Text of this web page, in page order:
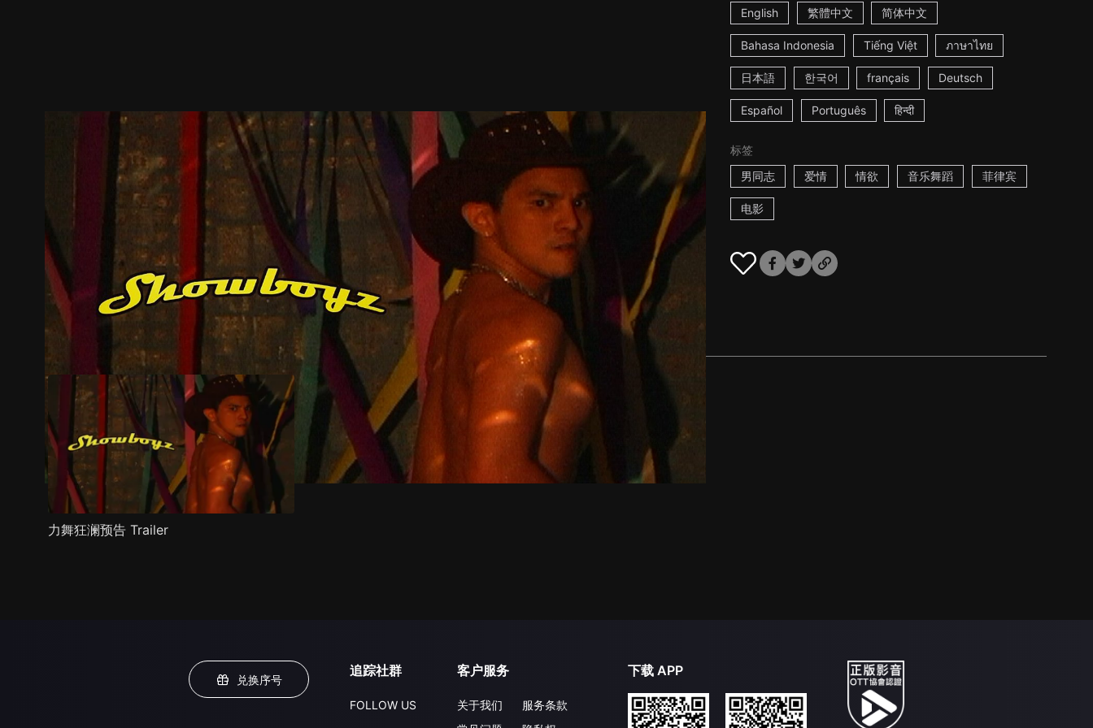
English 繁體中文 简体中文
Bahasa Indonesia Tiếng Việt ภาษาไทย
日本語 한국어 français Deutsch
Español Português हिन्दी
标签
男同志
爱情 情欲 音乐舞蹈 菲律宾
电影
预告 推荐影片 剧情介绍
力舞狂澜预告 Trailer
兑换序号
追踪社群
FOLLOW US
客户服务
关于我们
服务条款
下载 APP